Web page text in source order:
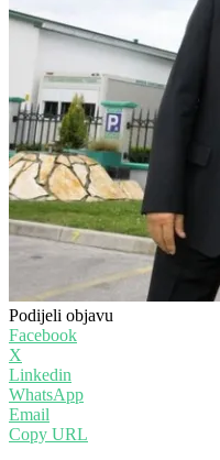
Podijeli objavu
Facebook
X
Linkedin
WhatsApp
Email
Copy URL